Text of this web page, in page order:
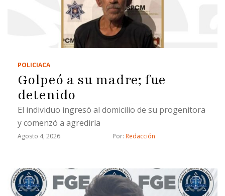
POLICIACA
Golpeó a su madre; fue
detenido
El individuo ingresó al domicilio de su progenitora
y comenzó a agredirla
Agosto 4, 2026 Por: Redacción